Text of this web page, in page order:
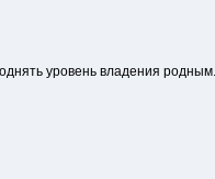
уровень владения